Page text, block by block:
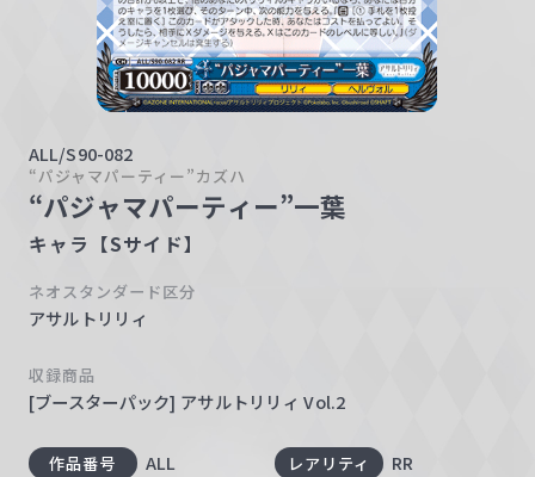
ALL/S90-082
“パジャマパーティー”カズハ
“パジャマパーティー”一葉
キャラ【Sサイド】
ネオスタンダード区分
アサルトリリィ
収録商品
[ブースターパック] アサルトリリィ Vol.2
作品番号 ALL レアリティ RR